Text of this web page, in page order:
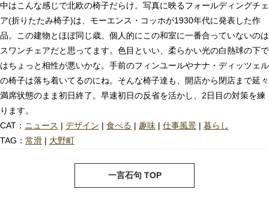
中はこんな感じで北欧の椅子だらけ。写真に映るフォールディングチェ
ア(折りたたみ椅子)は、モーエンス・コッホが1930年代に発表した作
品。この建物とほぼ同じ歳。個人的にこの和室に一番合っていないのは
スワンチェアだと思ってます。色目といい、柔らかい光の白熱球の下で
はちょっと相性が悪いかな。手前のフィンユールやナナ・ディッツェル
の椅子は落ち着いてるのにね。そんな椅子達も、開店から閉店まで延々
満席状態のまま初日終了。早速初日の反省を活かし、2日目の対策を練
ります。
CAT： ニュース | デザイン | 食べる | 趣味 | 仕事風景 | 暮らし
TAG： 常滑 | 大野町
一言石句 TOP